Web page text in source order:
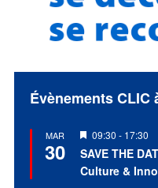
Évènements CLIC
MAR
30
Mis
en
avant
09:30 - 17:30
SAVE THE
Culture &